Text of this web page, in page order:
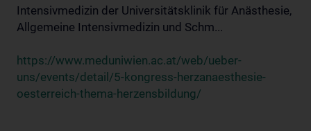
Intensivmedizin der Universitätsklinik für Anästhesie,
Allgemeine Intensivmedizin und Schm...
https://www.meduniwien.ac.at/web/ueber-
uns/events/detail/5-kongress-herzanaesthesie-
oesterreich-thema-herzensbildung/